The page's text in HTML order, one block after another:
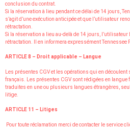
conclusion du contrat.
Si la réservation à lieu pendant ce délai de 14 jours,
s’agit d’une exécution anticipée et que l’utilisateur
rétractation.
Si la réservation a lieu au-delà de 14 jours,
rétractation. Il en informera expressément Tennessee
ARTICLE 8 – Droit applicable – Langue
Les présentes CGV et les opérations qui en
français. Les présentes CGV sont rédigées en langue
traduites en une ou plusieurs langues étrangères,
litige.
ARTICLE 11 – Litiges
Pour toute réclamation merci de contacter le service